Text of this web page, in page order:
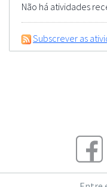
Não há atividades
Subscrever as